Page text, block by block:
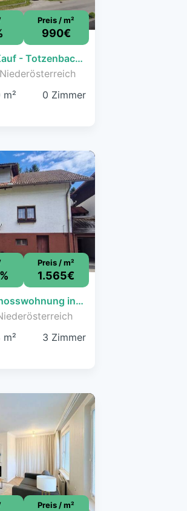
Preis / m²
990€
Einfamilienhaus zum Kauf - Totzenbach - 99.000 € - 100 m², 600 m² Grundstück
m² 0 Zimmer
Preis / m²
1.565€
Gemütliche Dachgeschosswohnung in Frankenfels - Ihr Rückzugsort in den niederösterreichischen Voralpen
m² 3 Zimmer
Preis / m²